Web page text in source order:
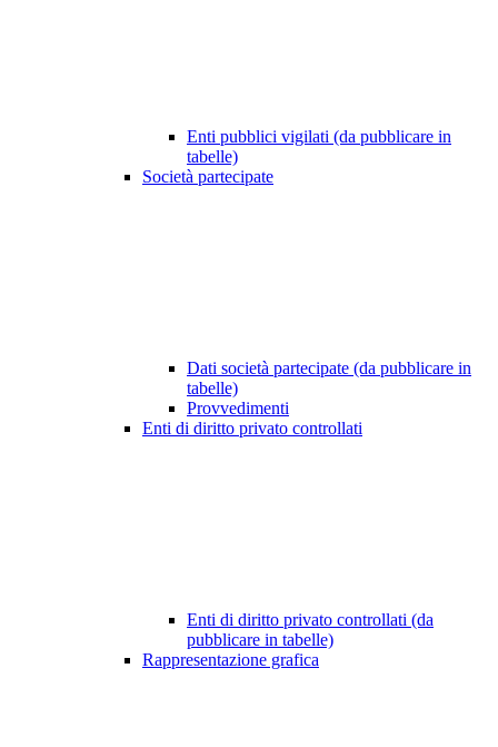
Enti pubblici vigilati (da pubblicare in
tabelle)
Società partecipate
Dati società partecipate (da pubblicare in
tabelle)
Provvedimenti
Enti di diritto privato controllati
Enti di diritto privato controllati (da
pubblicare in tabelle)
Rappresentazione grafica